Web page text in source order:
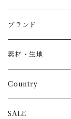
Baby
トップス
長袖
半袖
パンツ
長ズボン
スカート
ブランド
AS WE GROW
ARCH&LINE
BABE & TESS
素材・生地
コットン 100%
リネン( 麻 )
Country
France / フランス
SALE